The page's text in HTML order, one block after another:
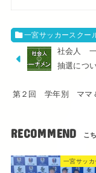
一宮サッカースクー
社会人 一
抽選につ
第２回 学年別 ママ
RECOMMEND
一宮サッ